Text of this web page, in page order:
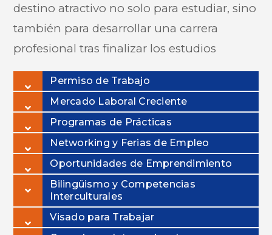
destino atractivo no solo para estudiar, sino
también para desarrollar una carrera
profesional tras finalizar los estudios
Permiso de Trabajo
Mercado Laboral Creciente
Programas de Prácticas
Networking y Ferias de Empleo
Oportunidades de Emprendimiento
Bilingüismo y Competencias
Interculturales
Visado para Trabajar